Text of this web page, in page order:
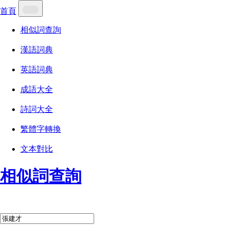
首頁
相似詞查詢
漢語詞典
英語詞典
成語大全
詩詞大全
繁體字轉換
文本對比
相似詞查詢